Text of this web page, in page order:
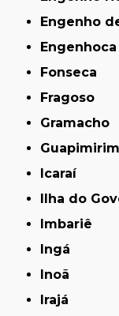
Engenho
Engenhoca
Fonseca
Fragoso
Gramacho
Guapimirim
Icaraí
Ilha do
Imbariê
Ingá
Inoã
Irajá